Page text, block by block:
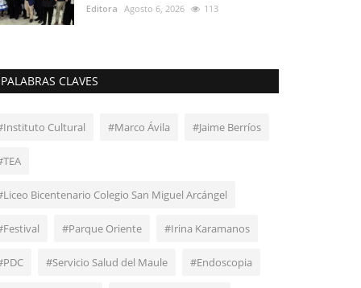
Editora Agosto 6, 2026 113
PALABRAS CLAVES
Cultural #Marco Ávila #Jaime Berríos
Bicentenario Colegio San Miguel Arcángel
#Parque Oriente #Irina Karamanos
#Servicio Salud del Maule #Endoscopia